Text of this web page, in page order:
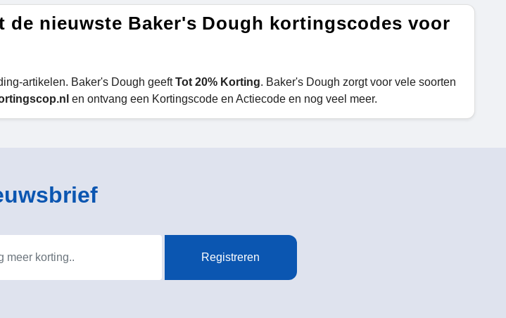
de nieuwste Baker's Dough kortingscodes voor
artikelen. Baker's Dough geeftTot 20% Korting. Baker's Dough zorgt voor vele soorten
en ontvang een Kortingscode en Actiecode en nog veel meer.
Registreren